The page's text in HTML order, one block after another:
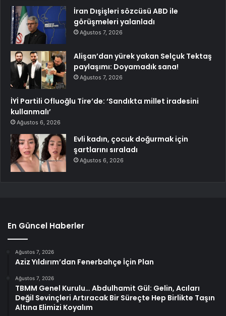
İran Dışişleri sözcüsü ABD ile
görüşmeleri yalanladı
Ağustos 7, 2026
Alişan’dan yürek yakan Selçuk Tektaş
paylaşımı: Doyamadık sana!
Ağustos 7, 2026
İYİ Partili Ofluoğlu Tire’de: ‘Sandıkta millet iradesini
kullanmalı’
Ağustos 6, 2026
Evli kadın, çocuk doğurmak için
şartlarını sıraladı
Ağustos 6, 2026
En Güncel Haberler
Ağustos 7, 2026
Aziz Yıldırım’dan Fenerbahçe İçin Plan
Ağustos 7, 2026
TBMM Genel Kurulu… Abdulhamit Gül: Gelin, Acıları
Değil Sevinçleri Artıracak Bir Süreçte Hep Birlikte Taşın
Altına Elimizi Koyalım